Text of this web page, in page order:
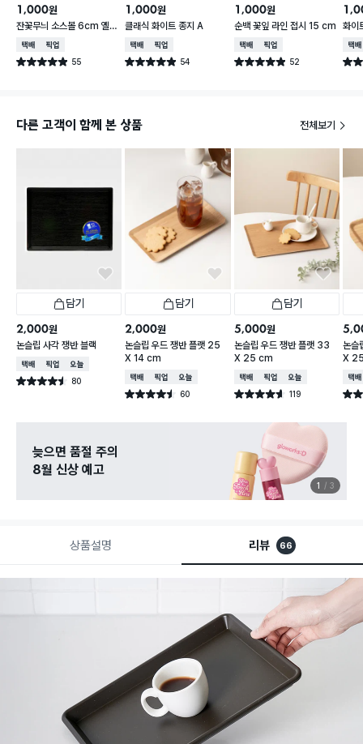
1,000원
잔꽃무늬 소스볼 6cm 옐로
우
택배배송매장픽업
별점 4.9점 55
건 작성
1,000원
클래식 화이트 종지 A
택배배송매장픽업
별점 4.9점 54
건 작성
1,000원
순백 꽃잎 라인 접시 15 cm
택배배송매장픽업
별점 4.9점 52
건 작성
화이
택배
별점
다른 고객이 함께 본 상품 전체보기
담기
2,000원
논슬립 사각 쟁반 블랙
택배배송매장픽업오늘배송
별점 4.5점 80
건 작성
담기
2,000원
논슬립 우드 쟁반 플랫 25
X 14 cm
택배배송매장픽업오늘배송
별점 4.5점 60
건 작성
담기
5,000원
논슬립 우드 쟁반 플랫 33
X 25 cm
택배배송매장픽업오늘배송
별점 4.6점 119
건 작성
논슬
X
택배
별점
늦으면 품절 주의
8월 신상 예고
1 3
상품설명 리뷰 66